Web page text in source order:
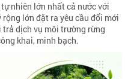
nhiên lớn nhất cả nước với
lớn đặt ra yêu cầu đổi mới
dịch vụ môi trường rừng
khai, minh bạch.